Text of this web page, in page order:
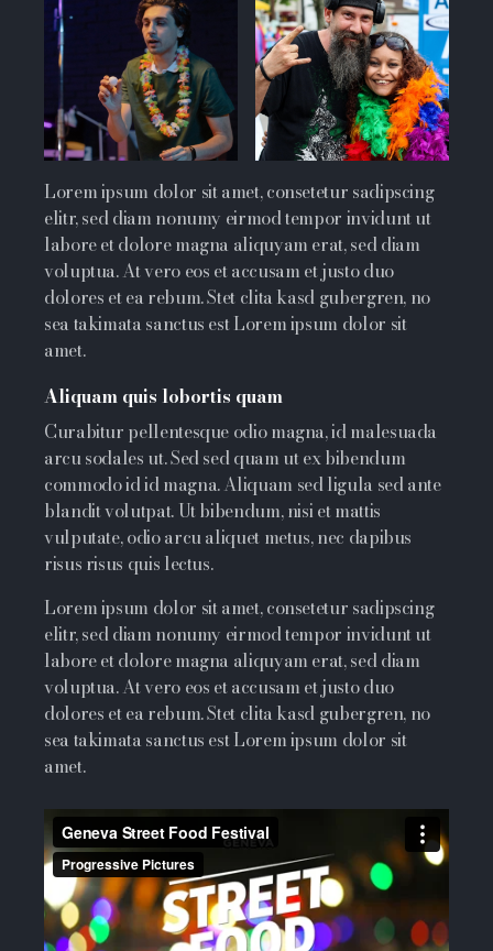
Lorem ipsum dolor sit amet, consetetur sadipscing
elitr, sed diam nonumy eirmod tempor invidunt ut
labore et dolore magna aliquyam erat, sed diam
voluptua. At vero eos et accusam et justo duo
dolores et ea rebum. Stet clita kasd gubergren, no
sea takimata sanctus est Lorem ipsum dolor sit
amet.
Aliquam quis lobortis quam
Curabitur pellentesque odio magna, id malesuada
arcu sodales ut. Sed sed quam ut ex bibendum
commodo id id magna. Aliquam sed ligula sed ante
blandit volutpat. Ut bibendum, nisi et mattis
vulputate, odio arcu aliquet metus, nec dapibus
risus risus quis lectus.
Lorem ipsum dolor sit amet, consetetur sadipscing
elitr, sed diam nonumy eirmod tempor invidunt ut
labore et dolore magna aliquyam erat, sed diam
voluptua. At vero eos et accusam et justo duo
dolores et ea rebum. Stet clita kasd gubergren, no
sea takimata sanctus est Lorem ipsum dolor sit
amet.